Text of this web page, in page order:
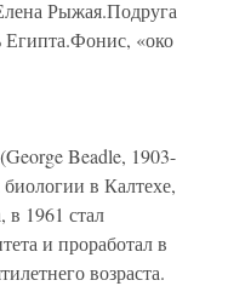
Рыжая.Подруга
«око
Beadle, 1903-
в Калтехе,
в 1961 стал
и проработал в
возраста.